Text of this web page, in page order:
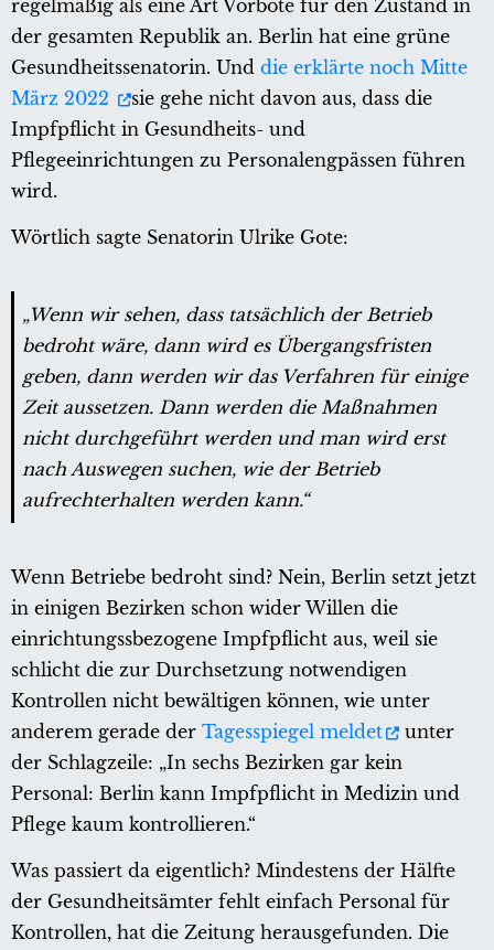
regelmäßig als eine Art Vorbote für den Zustand in
der gesamten Republik an. Berlin hat eine grüne
Gesundheitssenatorin. Und die erklärte noch Mitte
März 2022
sie gehe nicht davon aus, dass die
Impfpflicht in Gesundheits- und
Pflegeeinrichtungen zu Personalengpässen führen
wird.
Wörtlich sagte Senatorin Ulrike Gote:
„Wenn wir sehen, dass tatsächlich der Betrieb
bedroht wäre, dann wird es Übergangsfristen
geben, dann werden wir das Verfahren für einige
Zeit aussetzen. Dann werden die Maßnahmen
nicht durchgeführt werden und man wird erst
nach Auswegen suchen, wie der Betrieb
aufrechterhalten werden kann.“
Wenn Betriebe bedroht sind? Nein, Berlin setzt jetzt
in einigen Bezirken schon wider Willen die
einrichtungssbezogene Impfpflicht aus, weil sie
schlicht die zur Durchsetzung notwendigen
Kontrollen nicht bewältigen können, wie unter
anderem gerade der Tagesspiegel meldet
unter
der Schlagzeile: „In sechs Bezirken gar kein
Personal: Berlin kann Impfpflicht in Medizin und
Pflege kaum kontrollieren.“
Was passiert da eigentlich? Mindestens der Hälfte
der Gesundheitsämter fehlt einfach Personal für
Kontrollen, hat die Zeitung herausgefunden. Die